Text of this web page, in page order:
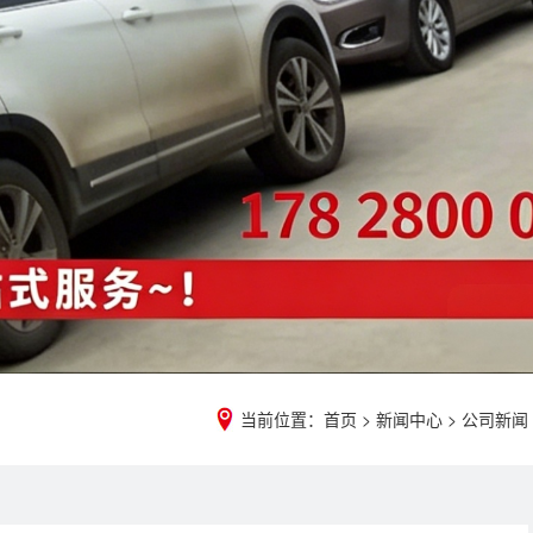
当前位置： 首页 > 新闻中心 > 公司新闻